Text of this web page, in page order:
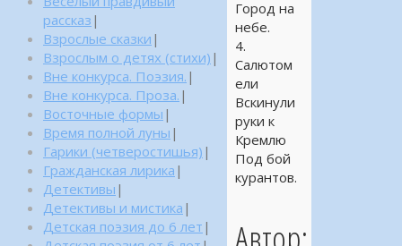
Город на
небе.
4.
Салютом
ели
Вскинули
руки к
Кремлю
Под бой
курантов.
рассказ |
Взрослые сказки |
Взрослым о детях (стихи) |
Вне конкурса. Поэзия. |
Вне конкурса. Проза. |
Восточные формы |
Время полной луны |
Гарики (четверостишья) |
Гражданская лирика |
Детективы |
Детективы и мистика |
Детская поэзия до 6 лет |